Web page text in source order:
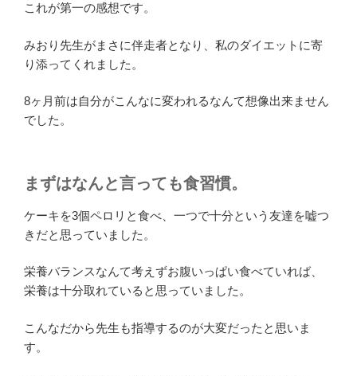
これが第一の感想です。
みおり先生がまさに伴走者となり、私のダイエットに寄
り添ってくれました。
8ヶ月前は自分がこんなに変われるなんて想像出来ません
でした。
まずはなんと言っても食習慣。
ケーキを3個ペロリと食べ、一つで十分という友達を嘘つ
きだと思っていました。
栄養バランスなんて考えずお腹いっぱい食べていれば、
栄養は十分取れていると思っていました。
こんなだから先生も指導するのが大変だったと思いま
す。